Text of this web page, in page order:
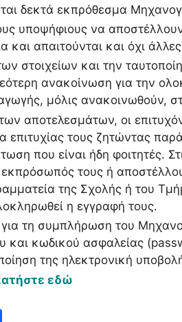
δεκτά εκπρόθεσμα
υποψήφιους να
απαιτούνται και όχι
στοιχείων και την
ανακοίνωση για την
μόλις ανακοινωθούν,
αποτελεσμάτων, οι
επιτυχίας τους ζητώντας
που είναι ήδη φοιτητές.
εκπρόσωπός τους ή
της Σχολής ή του
η εγγραφή τους.
για τη συμπλήρωση του
και κωδικού ασφαλείας
της ηλεκτρονική
εδώ